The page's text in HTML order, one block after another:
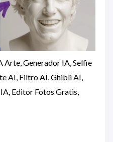
Arte, Generador IA, Selfie
AI, Filtro AI, Ghibli AI,
Editor Fotos Gratis,